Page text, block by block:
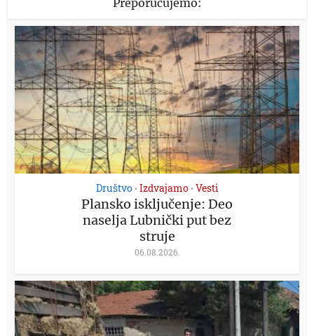
Preporučujemo:
Društvo • Izdvajamo • Vesti
Plansko isključenje: Deo
naselja Lubnički put bez
struje
06.08.2026.